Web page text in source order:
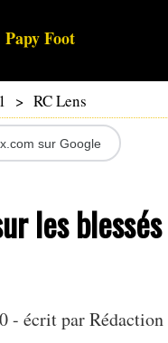
Papy Foot
> RC Lens
sur Google
les
- écrit par Rédaction